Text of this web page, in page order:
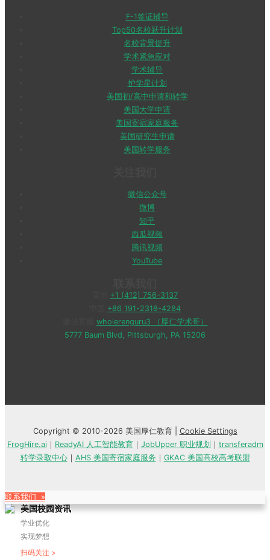
F-1签证辅导
Top50名校跃升计划
名校背景提升
学术紧急应对
学术辅导
护学星计划
美国初/高中申请和转学
美国大学申请
美国寄宿家庭服务
美国研究生申请
美国转学服务
微信公众号
微博
知乎
西瓜视频
腾讯视频
YouTube
+1 (412) 756-3137
+86 191-2318-4284
wholerenguru3 （厚仁学术哥）
5777 Baum Blvd, Pittsburgh, PA 15206
Copyright © 2010-2026 美国厚仁教育 | Cookie Settings
FrogHire.ai｜ ReadyAI 人工智能教育｜ JobUpper 职业规划 ｜ transferadm
转学录取中心｜ AHS 美国寄宿家庭服务 ｜ GKAC 美国高校高考联盟
联系我们 »
美国校园资讯
学业优化
实现梦想
扫码关注 >